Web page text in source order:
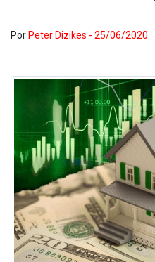
Por Peter Dizikes - 25/06/2020